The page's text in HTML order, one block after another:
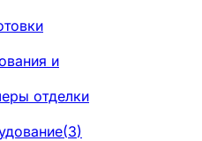
и
отделки
(3)